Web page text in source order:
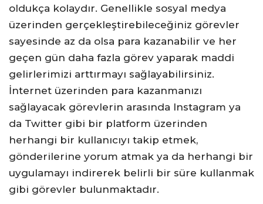
oldukça kolaydır. Genellikle sosyal medya
üzerinden gerçekleştirebileceğiniz görevler
sayesinde az da olsa para kazanabilir ve her
geçen gün daha fazla görev yaparak maddi
gelirlerimizi arttırmayı sağlayabilirsiniz.
İnternet üzerinden para kazanmanızı
sağlayacak görevlerin arasında Instagram ya
da Twitter gibi bir platform üzerinden
herhangi bir kullanıcıyı takip etmek,
gönderilerine yorum atmak ya da herhangi bir
uygulamayı indirerek belirli bir süre kullanmak
gibi görevler bulunmaktadır.